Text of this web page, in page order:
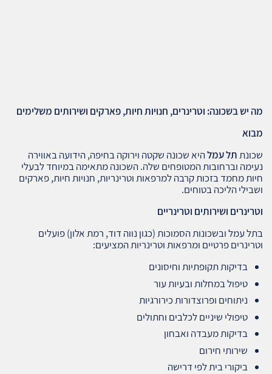
מה יש בשכונה: וטרינרים, חנויות חיות, פארקים ושירותים משלימים
מבוא
שכונתתל עמלהיא שכונה שקטה וירוקה בחיפה, הידועה באווירה
נעימה וברחובות המטופחים שלה. השכונה מתאימה במיוחד לבעלי
חיות מחמד בזכות קרבה למרפאות וטרינריות, חנויות חיות, פארקים
ושבילי הליכה בטוחים.
וטרינרים ושירותים וטרינריים
בתל עמל ובשכונות הסמוכות (כגון נווה דוד, רמת אלון) פועלים
וטרינרים פרטיים ומרפאות וטרינריות המציעים:
בדיקות תקופתיות וחיסונים
טיפול במחלות ובעיות עור
ניתוחים ופרוצדורות כירורגיות
טיפולי שיניים לכלבים וחתולים
בדיקות מעבדה ואבחון
שירותי חירום
ביקורי בית לפי דרישה